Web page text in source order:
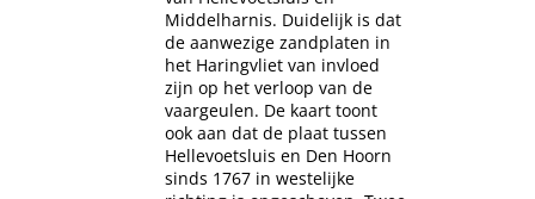
Middelharnis. Duidelijk is dat
de aanwezige zandplaten in
het Haringvliet van invloed
zijn op het verloop van de
vaargeulen. De kaart toont
ook aan dat de plaat tussen
Hellevoetsluis en Den Hoorn
sinds 1767 in westelijke